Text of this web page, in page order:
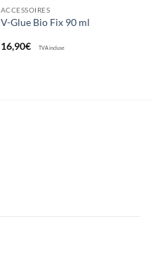
ACCESSOIRES
V-Glue Bio Fix 90 ml
16,90€ TVA incluse